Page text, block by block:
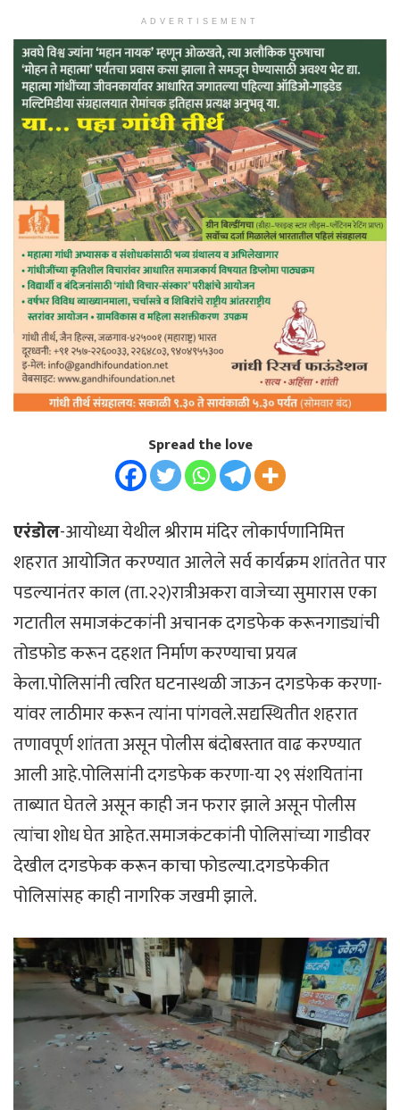
ADVERTISEMENT
Spread the love
एरंडोल-आयोध्या येथील श्रीराम मंदिर लोकार्पणानिमित्त
शहरात आयोजित करण्यात आलेले सर्व कार्यक्रम शांततेत पार
पडल्यानंतर काल (ता.२२)रात्रीअकरा वाजेच्या सुमारास एका
गटातील समाजकंटकांनी अचानक दगडफेक करूनगाड्यांची
तोडफोड करून दहशत निर्माण करण्याचा प्रयत्न
केला.पोलिसांनी त्वरित घटनास्थळी जाऊन दगडफेक करणा-
यांवर लाठीमार करून त्यांना पांगवले.सद्यस्थितीत शहरात
तणावपूर्ण शांतता असून पोलीस बंदोबस्तात वाढ करण्यात
आली आहे.पोलिसांनी दगडफेक करणा-या २९ संशयितांना
ताब्यात घेतले असून काही जन फरार झाले असून पोलीस
त्यांचा शोध घेत आहेत.समाजकंटकांनी पोलिसांच्या गाडीवर
देखील दगडफेक करून काचा फोडल्या.दगडफेकीत
पोलिसांसह काही नागरिक जखमी झाले.